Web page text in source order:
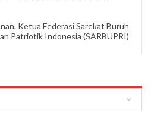
Ketua Federasi Sarekat Buruh
Patriotik Indonesia (SARBUPRI)